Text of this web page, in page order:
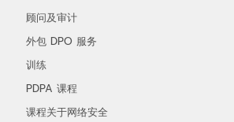
顾问及审计
外包 DPO 服务
训练
PDPA 课程
课程关于网络安全